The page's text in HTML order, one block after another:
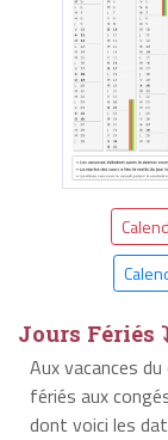
Jours Fériés
Aux vacances
fériés aux
dont voici les